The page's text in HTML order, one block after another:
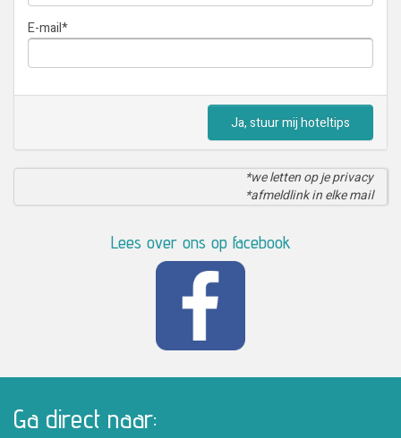
E-mail*
Ja, stuur mij hoteltips
*we letten op je privacy
*afmeldlink in elke mail
Lees over ons op facebook
Ga direct naar: